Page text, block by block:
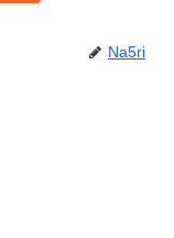
Na5ri